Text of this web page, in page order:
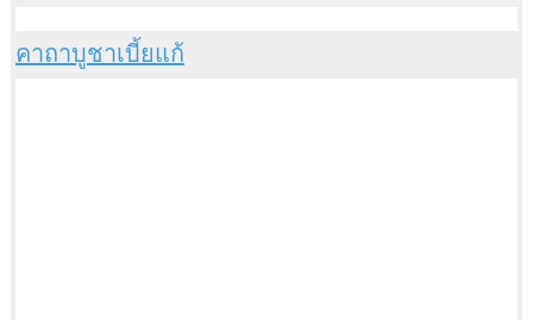
คาถาบูชาเบี้ยแก้